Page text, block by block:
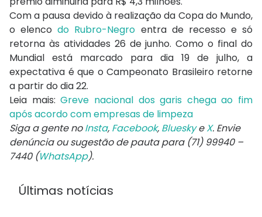
Com a pausa devido à realização da Copa do Mundo,
o elencodo Rubro-Negro entra de recesso e só
retorna às atividades 26 de junho. Como o final do
Mundial está marcado para dia 19 de julho, a
expectativa é que o Campeonato Brasileiro retorne
a partir do dia 22.
Leia mais:Greve nacional dos garis chega ao fim
após acordo com empresas de limpeza
Siga a gente noInsta, Facebook, BlueskyeX. Envie
denúncia ou sugestão de pauta para (71) 99940 –
7440 (WhatsApp).
Últimas notícias